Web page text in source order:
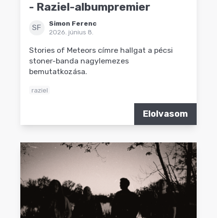
- Raziel-albumpremier
SF
Simon Ferenc
2026. június 8.
Stories of Meteors címre hallgat a pécsi
stoner-banda nagylemezes
bemutatkozása.
raziel
Elolvasom